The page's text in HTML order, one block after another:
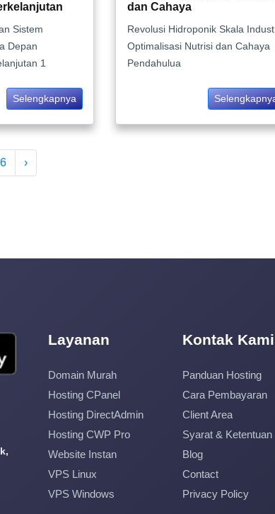
Sistem
Depan
1
Selengkapnya
dan Cahaya
Revolusi Hidroponik Skala
Optimalisasi Nutrisi dan Cahaya
Pendahulua
›
Layanan
Domain Murah
Hosting CPanel
Hosting DirectAdmin
Hosting CWP Pro
Website Instan
VPS Linux
VPS Windows
Kontak Kami
Panduan Hosting
Cara Pembayaran
Client Area
Syarat & Ketentuan
Blog
Contact
Privacy Policy